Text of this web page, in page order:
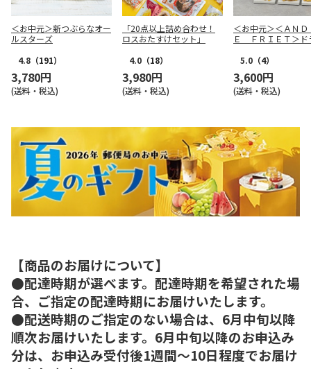
＜お中元＞新つぶらなオー
ルスターズ
4.8 （191）
3,780円
(送料・税込)
「20点以上詰め合わせ！
ロスおたすけセット」
4.0 （18）
3,980円
(送料・税込)
＜お中元＞＜ＡＮ
Ｅ ＦＲＩＥＴ＞ド
5.0 （4）
3,600円
(送料・税込)
【商品のお届けについて】
●配達時期が選べます。配達時期を希望された場
合、ご指定の配達時期にお届けいたします。
●配送時期のご指定のない場合は、6月中旬以降
順次お届けいたします。6月中旬以降のお申込み
分は、お申込み受付後1週間～10日程度でお届け